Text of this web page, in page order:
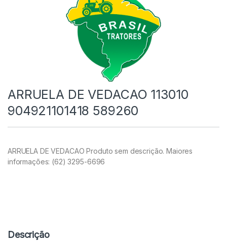
ARRUELA DE VEDACAO 113010
904921101418 589260
ARRUELA DE VEDACAO Produto sem descrição. Maiores
informações: (62) 3295-6696
Descrição